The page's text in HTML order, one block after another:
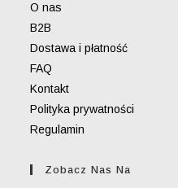
O nas
B2B
Dostawa i płatność
FAQ
Kontakt
Polityka prywatności
Regulamin
Zobacz Nas Na